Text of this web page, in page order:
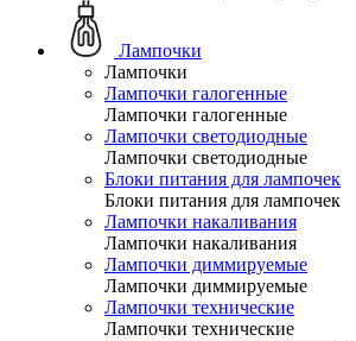
Лампочки
Лампочки
Лампочки галогенные
Лампочки галогенные
Лампочки светодиодные
Лампочки светодиодные
Блоки питания для лампочек
Блоки питания для лампочек
Лампочки накаливания
Лампочки накаливания
Лампочки диммируемые
Лампочки диммируемые
Лампочки технические
Лампочки технические